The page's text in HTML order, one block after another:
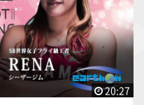
変等することはできませ
社が損害を被った場合、
等で利用をご希望の場合
せください。
20:27